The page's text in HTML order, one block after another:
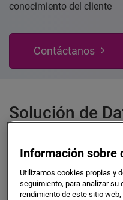
conocimiento del cliente
Contáctanos
Solución de
qualitas® es la solución
procesos avanzados de
la calidad de los datos y
Información sobre
Utilizamos cookies propias y
seguimiento, para analizar su
rendimiento de este sitio